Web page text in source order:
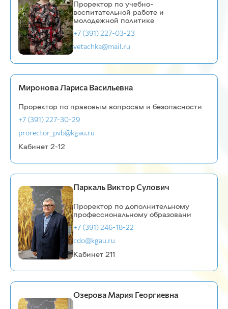
Проректор по учебно-
воспитательной работе и
молодежной политике
+7 (391) 227-03-23
vetachka@mail.ru
Миронова Лариса Васильевна
Проректор по правовым вопросам и безопасности
+7 (391) 227-30-29
prorector_pvb@kgau.ru
Кабинет 2-12
Паркаль Виктор Сулович
Проректор по дополнительному
профессиональному образовани
+7 (391) 246-18-22
cdo@kgau.ru
Кабинет 211
Озерова Мария Георгиевна